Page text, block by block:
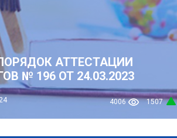
АТТЕСТАЦИИ
№ 196 ОТ 24.03.2023
4006 1507